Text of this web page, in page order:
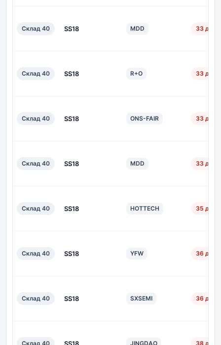
Склад 40 SS18 MDD 33 дн.
Склад 40 SS18 R+O 33 дн.
Склад 40 SS18 ONS-FAIR 33 дн.
Склад 40 SS18 MDD 33 дн.
Склад 40 SS18 HOTTECH 35 дн.
Склад 40 SS18 YFW 36 дн.
Склад 40 SS18 SXSEMI 36 дн.
Склад 40 JINGDAO 38 дн.